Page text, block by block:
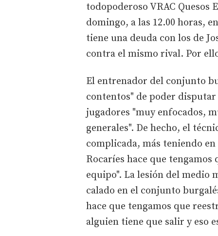
todopoderoso VRAC Quesos
domingo, a las 12.00 horas,
tiene una deuda con los de
contra el mismo rival. Por
El entrenador del conjunto
contentos" de poder
jugadores "muy enfocados,
generales". De hecho, el
complicada, más teniendo
Rocaríes hace que
equipo". La lesión del medio
calado en el conjunto
hace que tengamos que
alguien tiene que salir y eso